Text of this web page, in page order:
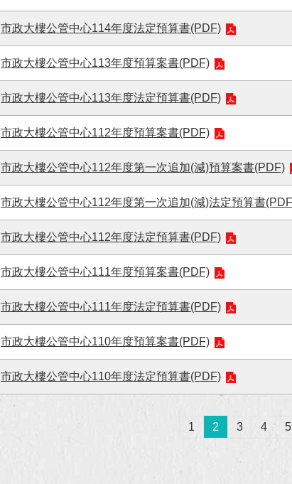
市政大樓公管中心114年度法定預算書(PDF)
市政大樓公管中心113年度預算案書(PDF)
市政大樓公管中心113年度法定預算書(PDF)
市政大樓公管中心112年度預算案書(PDF)
市政大樓公管中心112年度第一次追加(減)預算案書(PDF)
市政大樓公管中心112年度第一次追加(減)法定預算書
市政大樓公管中心112年度法定預算書(PDF)
市政大樓公管中心111年度預算案書(PDF)
市政大樓公管中心111年度法定預算書(PDF)
市政大樓公管中心110年度預算案書(PDF)
市政大樓公管中心110年度法定預算書(PDF)
1 2 3 4 5